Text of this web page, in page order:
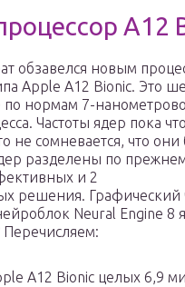
A12
обзавелся новым
Apple A12 Bionic. Это
нормам 7-
Частоты ядер пока
не сомневается, что они
разделены по
и 2
решения. Графический
Neural Engine 8
Перечисляем:
A12 Bionic целых 6,9